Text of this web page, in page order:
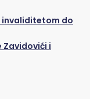
invaliditetom do
Zavidovići i